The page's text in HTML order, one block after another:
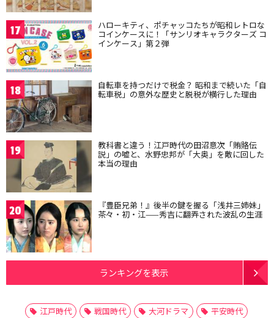
17 ハローキティ、ポチャッコたちが昭和レトロな
コインケースに！「サンリオキャラクターズ コ
インケース」第２弾
18 自転車を持つだけで税金？ 昭和まで続いた「自
転車税」の意外な歴史と脱税が横行した理由
19 教科書と違う！江戸時代の田沼意次「賄賂伝
説」の嘘と、水野忠邦が「大奥」を敵に回した
本当の理由
20 『豊臣兄弟！』後半の鍵を握る「浅井三姉妹」
茶々・初・江——秀吉に翻弄された波乱の生涯
ランキングを表示
江戸時代 戦国時代 大河ドラマ
平安時代